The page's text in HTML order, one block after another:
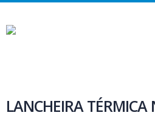
LANCHEIRA TÉRMICA